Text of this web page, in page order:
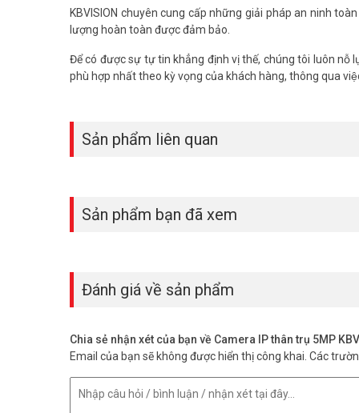
KBVISION chuyên cung cấp những giải pháp an ninh
lượng hoàn toàn được đảm bảo.
Để có được sự tự tin khẳng định vị thế, chúng tôi luôn
phù hợp nhất theo kỳ vọng của khách hàng, thông qua
Sản phẩm liên quan
Sản phẩm bạn đã xem
Đánh giá về sản phẩm
Chia sẻ nhận xét của bạn về Camera IP thân trụ 5MP
Email của bạn sẽ không được hiển thị công khai. Các